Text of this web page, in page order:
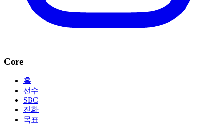
Core
홈
선수
SBC
진화
목표